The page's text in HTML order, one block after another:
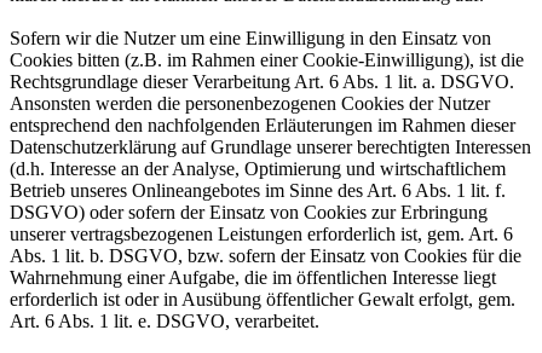
Sofern wir die Nutzer um eine Einwilligung in den Einsatz von
Cookies bitten (z.B. im Rahmen einer Cookie-Einwilligung), ist die
Rechtsgrundlage dieser Verarbeitung Art. 6 Abs. 1 lit. a. DSGVO.
Ansonsten werden die personenbezogenen Cookies der Nutzer
entsprechend den nachfolgenden Erläuterungen im Rahmen dieser
Datenschutzerklärung auf Grundlage unserer berechtigten Interessen
(d.h. Interesse an der Analyse, Optimierung und wirtschaftlichem
Betrieb unseres Onlineangebotes im Sinne des Art. 6 Abs. 1 lit. f.
DSGVO) oder sofern der Einsatz von Cookies zur Erbringung
unserer vertragsbezogenen Leistungen erforderlich ist, gem. Art. 6
Abs. 1 lit. b. DSGVO, bzw. sofern der Einsatz von Cookies für die
Wahrnehmung einer Aufgabe, die im öffentlichen Interesse liegt
erforderlich ist oder in Ausübung öffentlicher Gewalt erfolgt, gem.
Art. 6 Abs. 1 lit. e. DSGVO, verarbeitet.